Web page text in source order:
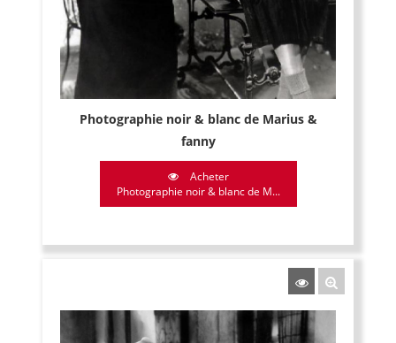
Photographie noir & blanc de Marius &
fanny
Acheter
Photographie noir & blanc de M...